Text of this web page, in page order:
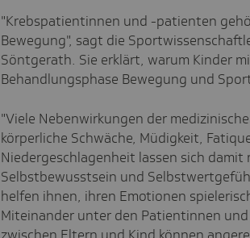
"Krebspatientinnen und -patienten
Bewegung", sagt die
Söntgerath. Sie erklärt, warum Kinder
Behandlungsphase Bewegung und
"Viele Nebenwirkungen der
körperliche Schwäche, Müdigkeit,
Niedergeschlagenheit lassen sich damit
Selbstbewusstsein und
helfen ihnen, ihren Emotionen
Miteinander unter den Patientinnen